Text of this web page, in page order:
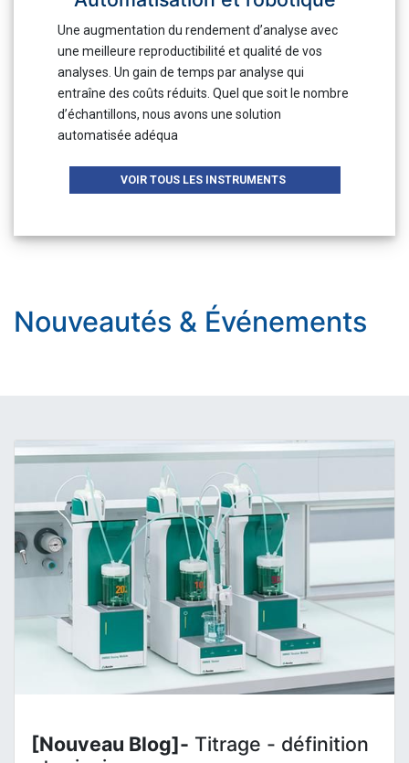
Une augmentation du rendement d’analyse avec
une meilleure reproductibilité et qualité de vos
analyses. Un gain de temps par analyse qui
entraîne des coûts réduits. Quel que soit le nombre
d’échantillons, nous avons une solution
automatisée adéqua
VOIR TOUS LES INSTRUMENTS
Nouveautés & Événements
[Nouveau Blog]- Titrage - définition